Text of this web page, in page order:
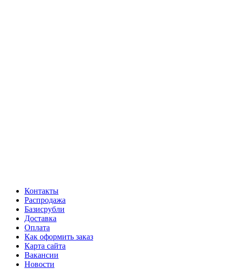
Контакты
Распродажа
Базисрубли
Доставка
Оплата
Как оформить заказ
Карта сайта
Вакансии
Новости